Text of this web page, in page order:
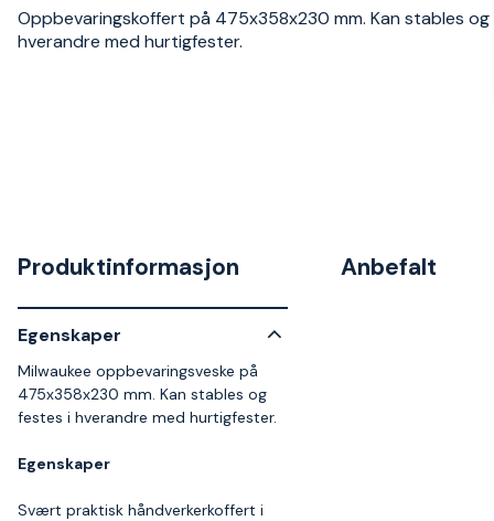
Oppbevaringskoffert på 475x358x230 mm. Kan stables
hverandre med hurtigfester.
Produktinformasjon
Egenskaper
Milwaukee oppbevaringsveske på
475x358x230 mm. Kan stables og
festes i hverandre med hurtigfester.
Egenskaper
Svært praktisk håndverkerkoffert i
Anbefalt